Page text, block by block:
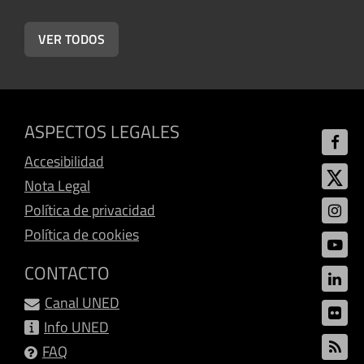
VER TODOS
ASPECTOS LEGALES
Accesibilidad
Nota Legal
Política de privacidad
Política de cookies
CONTACTO
Canal UNED
Info UNED
FAQ